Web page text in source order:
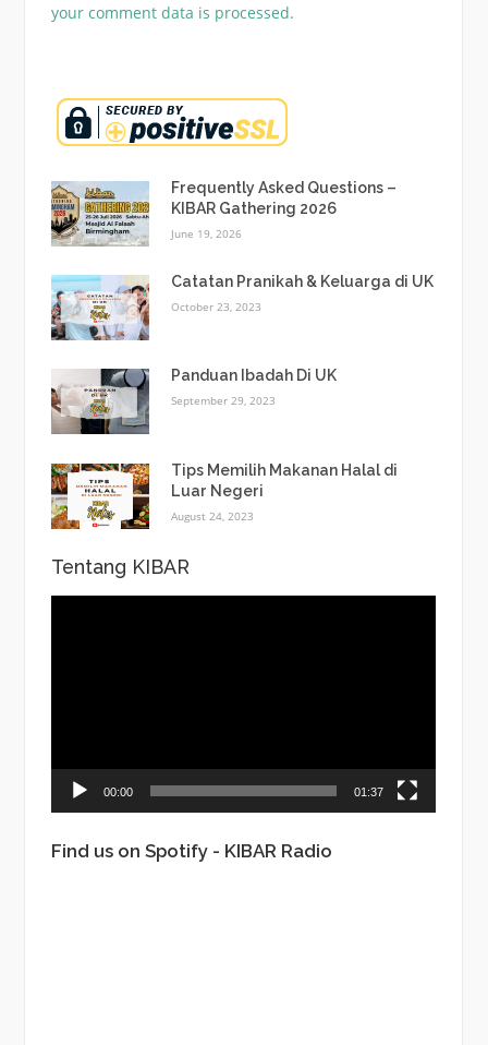
your comment data is processed.
Frequently Asked Questions –
KIBAR Gathering 2026
June 19, 2026
Catatan Pranikah & Keluarga di UK
October 23, 2023
Panduan Ibadah Di UK
September 29, 2023
Tips Memilih Makanan Halal di
Luar Negeri
August 24, 2023
Tentang KIBAR
00:00 01:37
Find us on Spotify - KIBAR Radio